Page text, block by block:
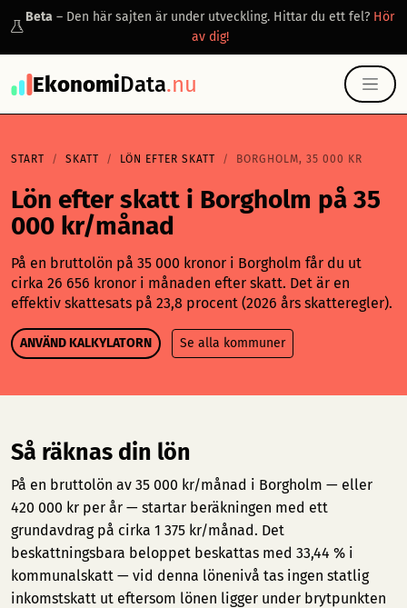
Beta – Den här sajten är under utveckling. Hittar du ett fel? Hör
av dig!
EkonomiData.nu
START SKATT LÖN EFTER SKATT BORGHOLM, 35 000 KR
Lön efter skatt i Borgholm på 35
000 kr/månad
På en bruttolön på 35 000 kronor i Borgholm får du ut
cirka 26 656 kronor i månaden efter skatt. Det är en
effektiv skattesats på 23,8 procent (2026 års skatteregler).
ANVÄND KALKYLATORN Se alla kommuner
Så räknas din lön
På en bruttolön av 35 000 kr/månad i Borgholm — eller
420 000 kr per år — startar beräkningen med ett
grundavdrag på cirka 1 375 kr/månad. Det
beskattningsbara beloppet beskattas med 33,44 % i
kommunalskatt — vid denna lönenivå tas ingen statlig
inkomstskatt ut eftersom lönen ligger under brytpunkten